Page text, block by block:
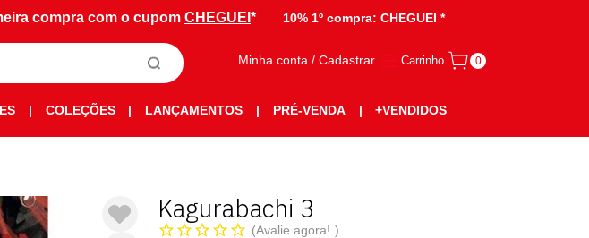
compra com o cupom CHEGUEI * 10% 1º compra: CHEGUEI *
Minha conta / Cadastrar Carrinho 0
| COLEÇÕES | LANÇAMENTOS | PRÉ-VENDA | +VENDIDOS
Kagurabachi 3
Avalie agora!